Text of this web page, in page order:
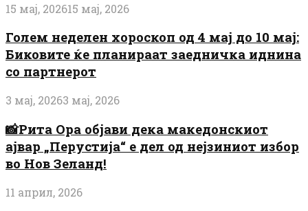
15 мај, 202615 мај, 2026
Голем неделен хороскоп од 4 мај до 10 мај:
Биковите ќе планираат заедничка иднина
со партнерот
3 мај, 20263 мај, 2026
📸Рита Ора објави дека македонскиот
ајвар „Перустија“ е дел од нејзиниот избор
во Нов Зеланд!
11 април, 2026